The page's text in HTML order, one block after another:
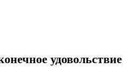
удовольствие